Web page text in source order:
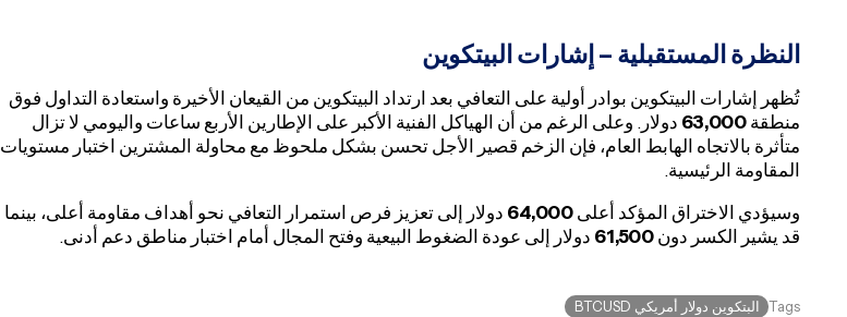
النظرة المستقبلية – إشارات البيتكوين
تُظهر إشارات البيتكوين بوادر أولية على التعافي بعد ارتداد البيتكوين من القيعان الأخيرة واستعادة التداول فوق
منطقة 63,000 دولار. وعلى الرغم من أن الهياكل الفنية الأكبر على الإطارين الأربع ساعات واليومي لا تزال
متأثرة بالاتجاه الهابط العام، فإن الزخم قصير الأجل تحسن بشكل ملحوظ مع محاولة المشترين اختبار مستويات
المقاومة الرئيسية.
وسيؤدي الاختراق المؤكد أعلى 64,000 دولار إلى تعزيز فرص استمرار التعافي نحو أهداف مقاومة أعلى، بينما
قد يشير الكسر دون 61,500 دولار إلى عودة الضغوط البيعية وفتح المجال أمام اختبار مناطق دعم أدنى.
Tags البتكوين دولار أمريكي BTCUSD